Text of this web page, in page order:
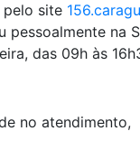
pelo site
na
das 09h às
no atendimento,